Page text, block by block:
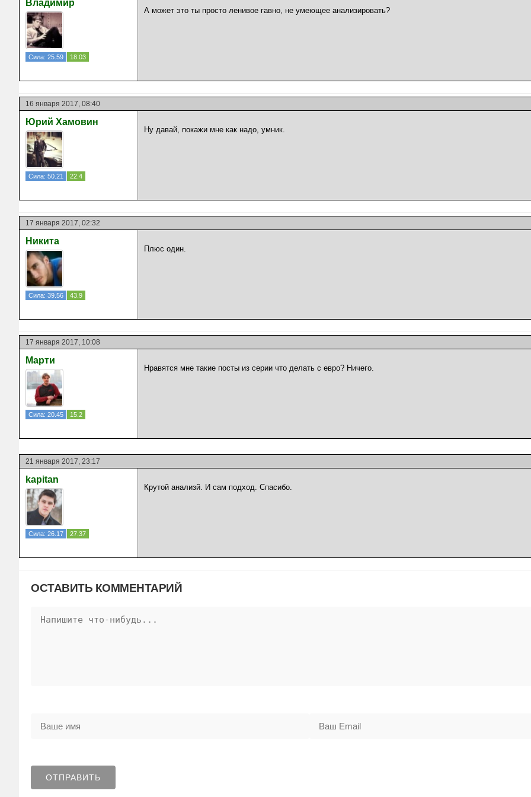
Владимир
Сила: 25.59 18.03
А может это ты просто ленивое гавно, не умеющее анализировать?
16 января 2017, 08:40
Юрий Хамовин
Сила: 50.21 22.4
Ну давай, покажи мне как надо, умник.
17 января 2017, 02:32
Никита
Сила: 39.56 43.9
Плюс один.
17 января 2017, 10:08
Марти
Сила: 20.45 15.2
Нравятся мне такие посты из серии что делать с евро? Ничего.
21 января 2017, 23:17
kapitan
Сила: 26.17 27.37
Крутой анализй. И сам подход. Спасибо.
ОСТАВИТЬ КОММЕНТАРИЙ